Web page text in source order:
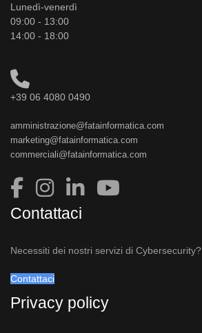
Lunedì-venerdì
09:00 - 13:00
14:00 - 18:00
+39 06 4080 0490
amministrazione@fatainformatica.com
marketing@fatainformatica.com
commerciali@fatainformatica.com
Contattaci
Necessiti dei nostri servizi di Cybersecurity?
Contattaci
Privacy policy